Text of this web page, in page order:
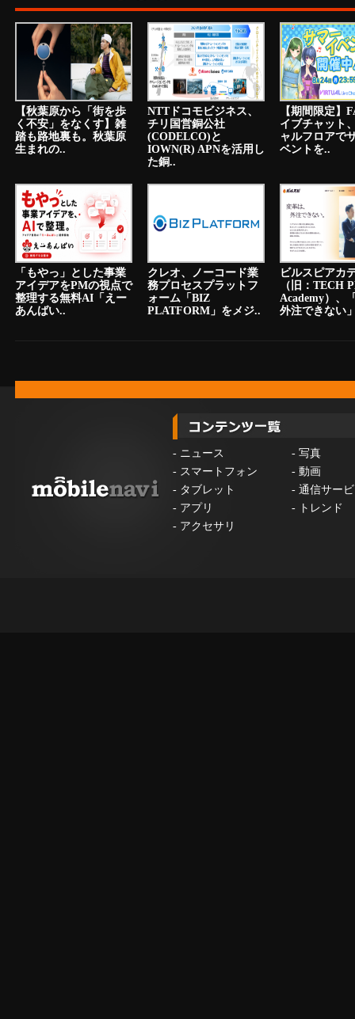
【秋葉原から「街を歩
く不安」をなくす】雑
踏も路地裏も。秋葉原
生まれの..
NTTドコモビジネス、
チリ国営銅公社
(CODELCO)と
IOWN(R) APNを活用し
た銅..
【期間限定】
イブチャット
ャルフロアで
ベントを..
「もやっ」とした事業
アイデアをPMの視点で
整理する無料AI「えー
あんばい..
クレオ、ノーコード業
務プロセスプラットフ
ォーム「BIZ
PLATFORM」をメジ..
ビルスピアカ
（旧：TECH
Academy）、
外注できない
- ニュース - 写真
- スマートフォン - 動画
- タブレット - 通信サー
- アプリ -
トレンド
- アクセサリ